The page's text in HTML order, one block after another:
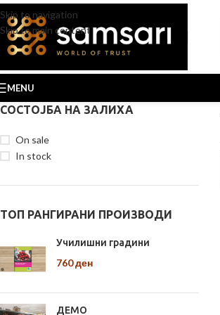
Skip to navigation
Skip to main content
MENU
СОСТОЈБА НА ЗАЛИХА
On sale
In stock
ТОП РАНГИРАНИ ПРОИЗВОДИ
Училишни градини
760ден
ДЕМО